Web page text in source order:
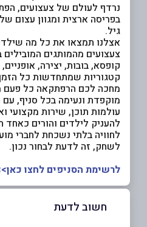
נרדף לעולם של צעצועים,
בפריסה ארצית ומגוון עצום
גיל.
אצלנו תמצאו את כל מה
צעצועים מהמותגים
קופסא, בובות, יצירה,
קטגוריות שמתחדשות כל
מחכה לכם הרפתקאה כל פעם
מוקפדת ונעימה בכל סניף,
עולמות תוכן, שירות מקצועי
להעניק לילדים והורים
לשחק, זה לדעת לבחור נכון.
לרשימת הסניפים לחצו
חשוב לדעת